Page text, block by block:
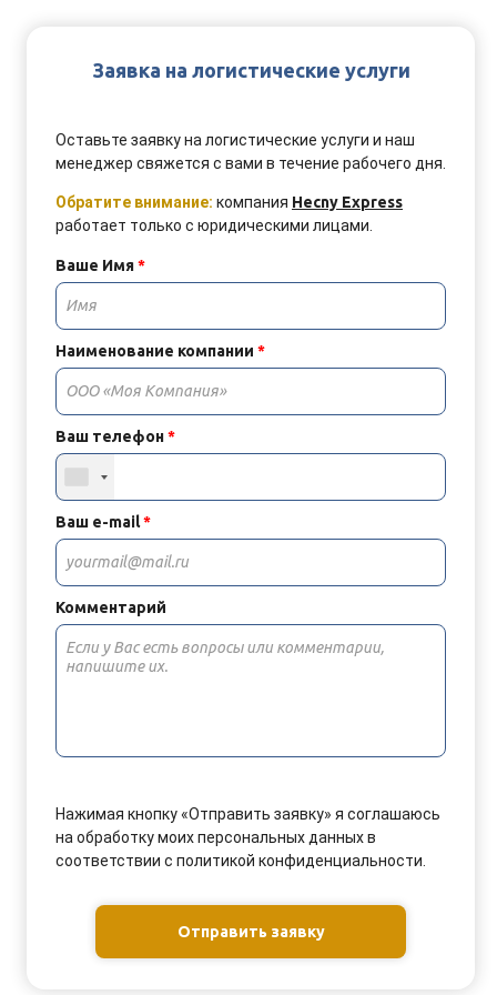
Заявка на логистические услуги
Оставьте заявку на логистические услуги и наш
менеджер свяжется с вами в течение рабочего дня
Обратите внимание: компания Hecny Express
работает только с юридическими лицами.
Ваше Имя*
Наименование компании *
Ваш телефон*
Ваш e-mail*
Комментарий
Нажимая кнопку «Отправить заявку» я соглашаюсь
на обработку моих персональных данных в
соответствии с политикой конфиденциальности.
Отправить заявку